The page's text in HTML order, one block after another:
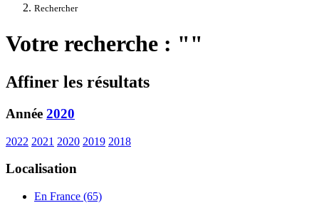
Rechercher
Votre recherche : ""
Affiner les résultats
Année 2020
2022 2021 2020 2019 2018
Localisation
En France (65)